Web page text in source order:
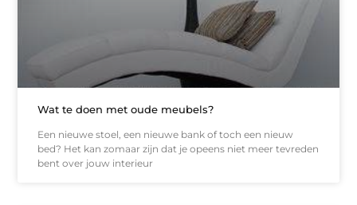
Wat te doen met oude meubels?
Een nieuwe stoel, een nieuwe bank of toch een nieuw
bed? Het kan zomaar zijn dat je opeens niet meer tevreden
bent over jouw interieur